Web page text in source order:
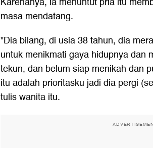
masa mendatang.
"Dia bilang, di usia 38 tahun, dia
untuk menikmati gaya hidupnya dan
tekun, dan belum siap menikah dan
itu adalah prioritasku jadi dia pergi
tulis wanita itu.